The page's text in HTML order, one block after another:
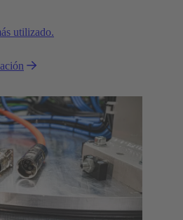
utilizado.